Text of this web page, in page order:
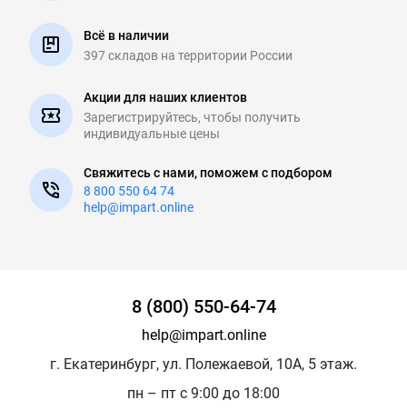
Всё в наличии
397 складов на территории России
Акции для наших клиентов
Зарегистрируйтесь, чтобы получить
индивидуальные цены
Свяжитесь с нами, поможем с подбором
8 800 550 64 74
help@impart.online
8 (800) 550-64-74
help@impart.online
г. Екатеринбург, ул. Полежаевой, 10А, 5 этаж.
пн – пт с 9:00 до 18:00